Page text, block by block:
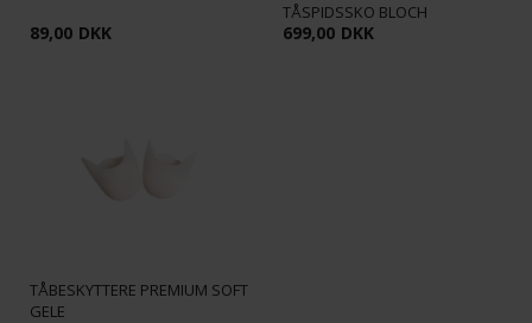
Markedsføring
89,00 DKK
TÅSPIDSSKO BLOCH
699,00 DKK
TÅBESKYTTERE PREMIUM SOFT
GELE